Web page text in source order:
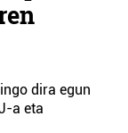
dira egun
a eta